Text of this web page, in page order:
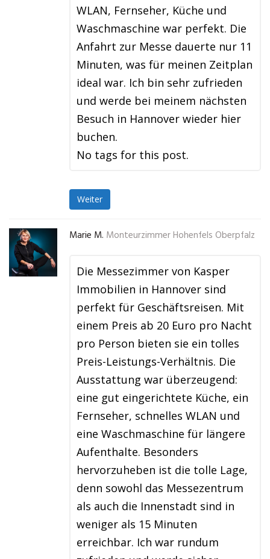
WLAN, Fernseher, Küche und
Waschmaschine war perfekt. Die
Anfahrt zur Messe dauerte nur 11
Minuten, was für meinen Zeitplan
ideal war. Ich bin sehr zufrieden
und werde bei meinem nächsten
Besuch in Hannover wieder hier
buchen.
No tags for this post.
Weiter
Marie M. Monteurzimmer Hohenfels Oberpfalz
Die Messezimmer von Kasper
Immobilien in Hannover sind
perfekt für Geschäftsreisen. Mit
einem Preis ab 20 Euro pro Nacht
pro Person bieten sie ein tolles
Preis-Leistungs-Verhältnis. Die
Ausstattung war überzeugend:
eine gut eingerichtete Küche, ein
Fernseher, schnelles WLAN und
eine Waschmaschine für längere
Aufenthalte. Besonders
hervorzuheben ist die tolle Lage,
denn sowohl das Messezentrum
als auch die Innenstadt sind in
weniger als 15 Minuten
erreichbar. Ich war rundum